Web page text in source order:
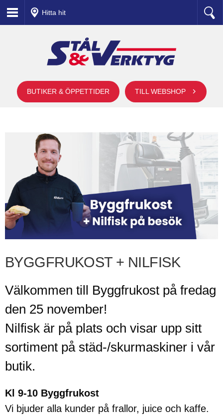
Hitta hit
BUTIKER & ÖPPETTIDER TILL WEBSHOP
BYGGFRUKOST + NILFISK
Välkommen till Byggfrukost på fredag
den 25 november!
Nilfisk är på plats och visar upp sitt
sortiment på städ-/skurmaskiner i vår
butik.
Kl 9-10 Byggfrukost
Vi bjuder alla kunder på frallor, juice och kaffe.